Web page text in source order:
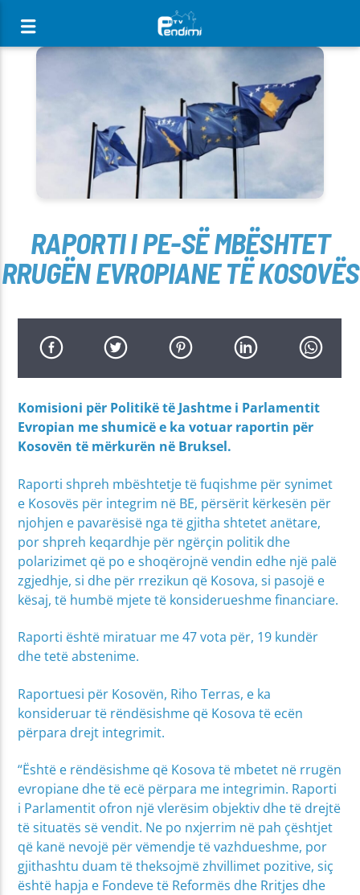
[There are no radio stations in the database]
RAPORTI I PE-SË MBËSHTET
RRUGËN EVROPIANE TË KOSOVËS
Komisioni për Politikë të Jashtme i Parlamentit
Evropian me shumicë e ka votuar raportin për
Kosovën të mërkurën në Bruksel.
Raporti shpreh mbështetje të fuqishme për synimet
e Kosovës për integrim në BE, përsërit kërkesën për
njohjen e pavarësisë nga të gjitha shtetet anëtare,
por shpreh keqardhje për ngërçin politik dhe
polarizimet që po e shoqërojnë vendin edhe një palë
zgjedhje, si dhe për rrezikun që Kosova, si pasojë e
kësaj, të humbë mjete të konsiderueshme financiare.
Raporti është miratuar me 47 vota për, 19 kundër
dhe tetë abstenime.
Raportuesi për Kosovën, Riho Terras, e ka
konsideruar të rëndësishme që Kosova të ecën
përpara drejt integrimit.
“Është e rëndësishme që Kosova të mbetet në rrugën
evropiane dhe të ecë përpara me integrimin. Raporti
i Parlamentit ofron një vlerësim objektiv dhe të drejtë
të situatës së vendit. Ne po nxjerrim në pah çështjet
që kanë nevojë për vëmendje të vazhdueshme, por
gjithashtu duam të theksojmë zhvillimet pozitive, siç
është hapja e Fondeve të Reformës dhe Rritjes dhe